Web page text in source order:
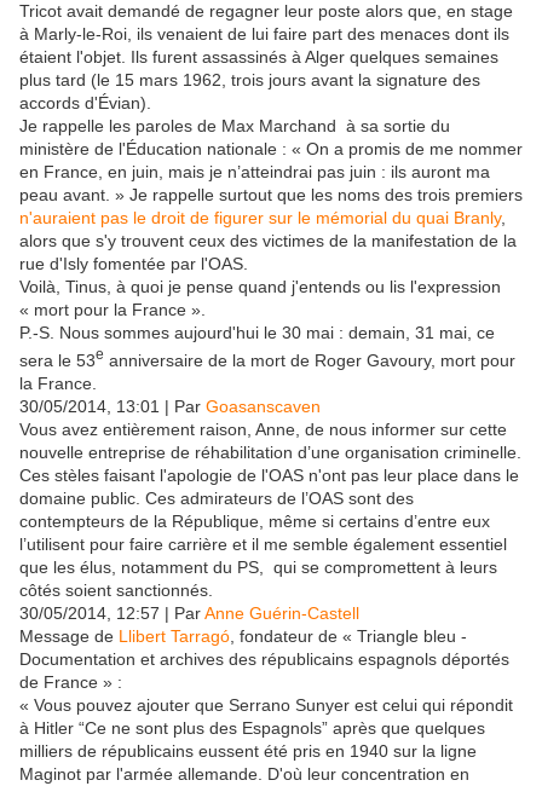
Tricot avait demandé de regagner leur poste alors que, en stage
à Marly-le-Roi, ils venaient de lui faire part des menaces dont ils
étaient l'objet. Ils furent assassinés à Alger quelques semaines
plus tard (le 15 mars 1962, trois jours avant la signature des
accords d'Évian).
Je rappelle les paroles de Max Marchand à sa sortie du
ministère de l'Éducation nationale : « On a promis de me nommer
en France, en juin, mais je n’atteindrai pas juin : ils auront ma
peau avant. » Je rappelle surtout que les noms des trois premiers
n'auraient pas le droit de figurer sur le mémorial du quai Branly,
alors que s'y trouvent ceux des victimes de la manifestation de la
rue d'Isly fomentée par l'OAS.
Voilà, Tinus, à quoi je pense quand j'entends ou lis l'expression
« mort pour la France ».
P.-S. Nous sommes aujourd'hui le 30 mai : demain, 31 mai, ce
sera le 53e anniversaire de la mort de Roger Gavoury, mort pour
la France.
30/05/2014, 13:01 | Par Goasanscaven
Vous avez entièrement raison, Anne, de nous informer sur cette
nouvelle entreprise de réhabilitation d’une organisation criminelle.
Ces stèles faisant l'apologie de l'OAS n'ont pas leur place dans le
domaine public. Ces admirateurs de l’OAS sont des
contempteurs de la République, même si certains d’entre eux
l’utilisent pour faire carrière et il me semble également essentiel
que les élus, notamment du PS, qui se compromettent à leurs
côtés soient sanctionnés.
30/05/2014, 12:57 | ParAnne Guérin-Castell
Message de Llibert Tarragó , fondateur de « Triangle bleu -
Documentation et archives des républicains espagnols déportés
de France » :
« Vous pouvez ajouter que Serrano Sunyer est celui qui répondit
à Hitler “Ce ne sont plus des Espagnols” après que quelques
milliers de républicains eussent été pris en 1940 sur la ligne
Maginot par l'armée allemande. D'où leur concentration en